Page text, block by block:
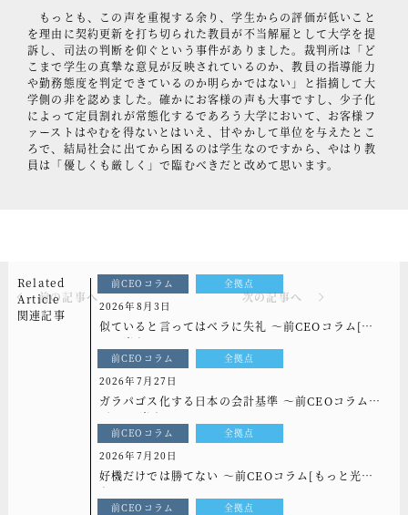
もっとも、この声を重視する余り、学生からの評価が低いこと
を理由に契約更新を打ち切られた教員が不当解雇として大学を提
訴し、司法の判断を仰ぐという事件がありました。裁判所は「ど
こまで学生の真摯な意見が反映されているのか、教員の指導能力
や勤務態度を判定できているのか明らかではない」と指摘して大
学側の非を認めました。確かにお客様の声も大事ですし、少子化
によって定員割れが常態化するであろう大学において、お客様フ
ァーストはやむを得ないとはいえ、甘やかして単位を与えたとこ
ろで、結局社会に出てから困るのは学生なのですから、やはり教
員は「優しくも厳しく」で臨むべきだと改めて思います。
前の記事へ 次の記事へ
Related
Article
関連記事
前CEOコラム 全拠点
2026年8月3日
似ていると言ってはベラに失礼 ～前CEOコラム[も
っと光を]vol.339
前CEOコラム 全拠点
2026年7月27日
ガラパゴス化する日本の会計基準 ～前CEOコラム
[もっと光を]vol.338
前CEOコラム 全拠点
2026年7月20日
好機だけでは勝てない ～前CEOコラム[もっと光
を]vol.337
前CEOコラム 全拠点